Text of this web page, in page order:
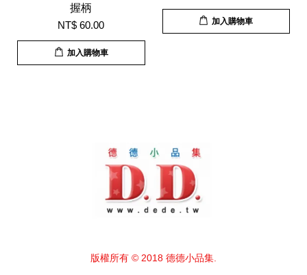
握柄
NT$ 60.00
加入購物車
加入購物車
版權所有 © 2018 德德小品集.